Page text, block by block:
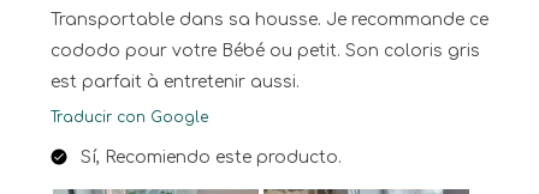
Transportable dans sa housse. Je recommande ce
cododo pour votre Bébé ou petit. Son coloris gris
est parfait à entretenir aussi.
Traducir con Google
Sí, Recomiendo este producto.